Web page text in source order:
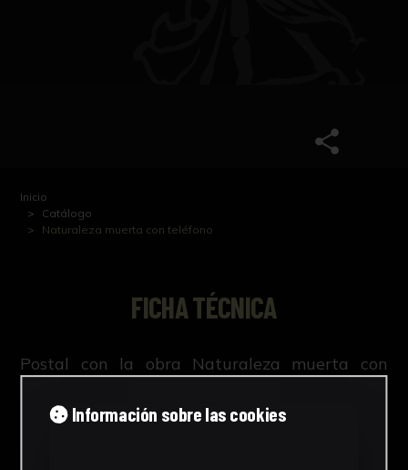
Inicio
Catálogo
Naturaleza muerta con teléfono
FICHA TÉCNICA
Postal con la obra Naturaleza muerta con
Información sobre las cookies